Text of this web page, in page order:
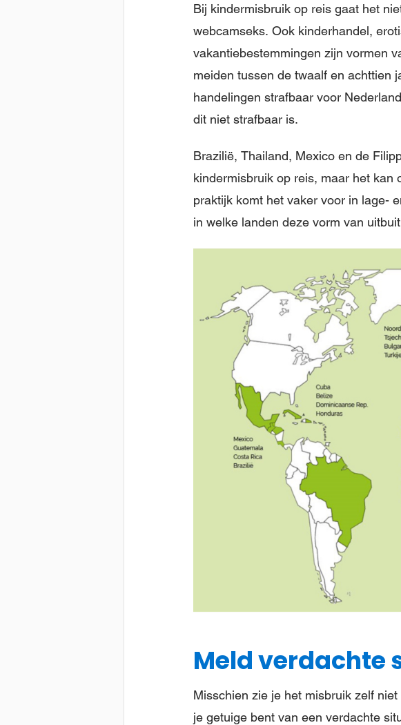
Bij kindermisbruik op reis gaat het
webcamseks. Ook kinderhandel,
vakantiebestemmingen zijn vormen
meiden tussen de twaalf en achttien
handelingen strafbaar voor
dit niet strafbaar is.
Brazilië, Thailand, Mexico en de
kindermisbruik op reis, maar het
praktijk komt het vaker voor in lage-
in welke landen deze vorm van
Meld verdachte
Misschien zie je het misbruik zelf
je getuige bent van een verdachte